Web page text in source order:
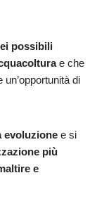
possibili
e che
di
evoluzione e si
più
e